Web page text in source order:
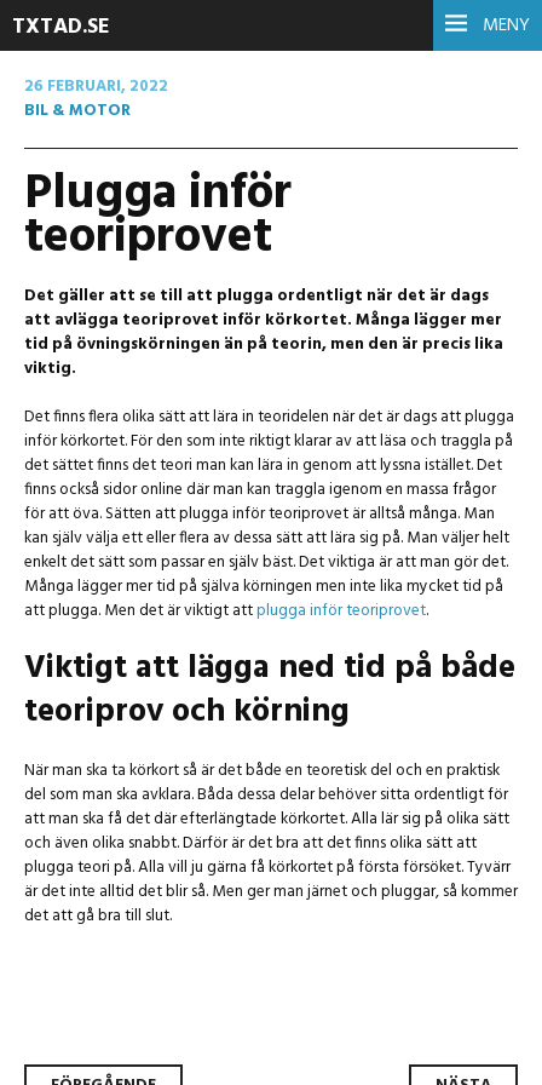
MENY
TXTAD.SE
26 FEBRUARI, 2022
BIL & MOTOR
Plugga inför
teoriprovet
Det gäller att se till att plugga ordentligt när det är dags
att avlägga teoriprovet inför körkortet. Många lägger mer
tid på övningskörningen än på teorin, men den är precis lika
viktig.
Det finns flera olika sätt att lära in teoridelen när det är dags att plugga
inför körkortet. För den som inte riktigt klarar av att läsa och traggla på
det sättet finns det teori man kan lära in genom att lyssna istället. Det
finns också sidor online där man kan traggla igenom en massa frågor
för att öva. Sätten att plugga inför teoriprovet är alltså många. Man
kan själv välja ett eller flera av dessa sätt att lära sig på. Man väljer helt
enkelt det sätt som passar en själv bäst. Det viktiga är att man gör det.
Många lägger mer tid på själva körningen men inte lika mycket tid på
att plugga. Men det är viktigt attplugga inför teoriprovet.
Viktigt att lägga ned tid på både
teoriprov och körning
När man ska ta körkort så är det både en teoretisk del och en praktisk
del som man ska avklara. Båda dessa delar behöver sitta ordentligt för
att man ska få det där efterlängtade körkortet. Alla lär sig på olika sätt
och även olika snabbt. Därför är det bra att det finns olika sätt att
plugga teori på. Alla vill ju gärna få körkortet på första försöket. Tyvärr
är det inte alltid det blir så. Men ger man järnet och pluggar, så kommer
det att gå bra till slut.